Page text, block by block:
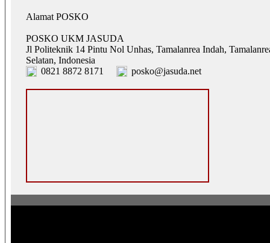
Alamat POSKO
POSKO UKM JASUDA
Jl Politeknik 14 Pintu Nol Unhas, Tamalanrea Indah,
Selatan, Indonesia
0821 8872 8171
posko@jasuda.net